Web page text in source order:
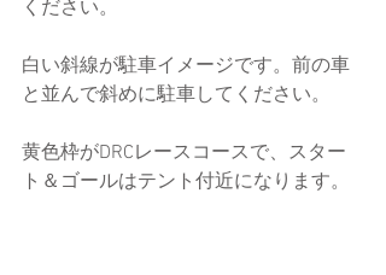
ください。
白い斜線が駐車イメージです。前の車
と並んで斜めに駐車してください。
黄色枠がDRCレースコースで、スター
ト＆ゴールはテント付近になります。